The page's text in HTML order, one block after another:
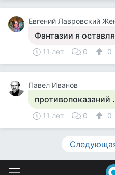
Евгений Лавровский
Фантазии я
11 лет 0 0
Павел Иванов
11 лет 0 0